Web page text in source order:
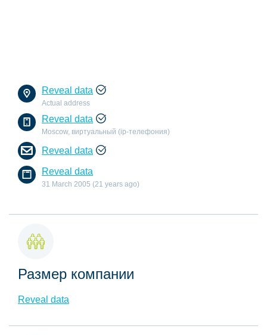
Reveal data
Actual address
Reveal data
Moscow, виртуальный (ip-телефония)
Reveal data
Reveal data
31 March 2005 (21 years ago)
Размер компании
Reveal data